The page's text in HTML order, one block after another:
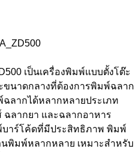
เป็นเครื่องพิมพ์แบบตั้งโต๊ะ
ขนาดกลางที่ต้องการพิมพ์ฉลาก
ลากได้หลากหลายประเภท
ลากยา และฉลากอาหาร
บาร์โค้ดที่มีประสิทธิภาพ พิมพ์
นพิมพ์หลากหลาย เหมาะสำหรับ